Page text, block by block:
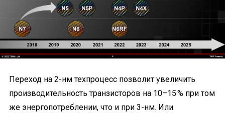
Переход на 2-нм техпроцесс позволит увеличить
производительность транзисторов на 10–15 % при том
же энергопотреблении, что и при 3-нм. Или